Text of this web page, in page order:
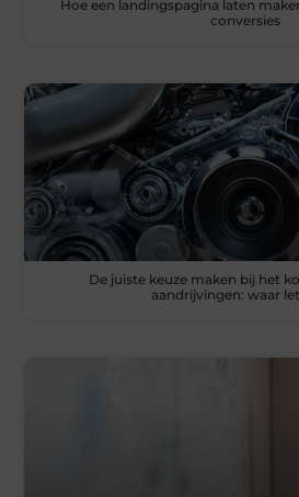
Hoe een landingspagina laten
conversies
De juiste keuze maken bij het
aandrijvingen: waar